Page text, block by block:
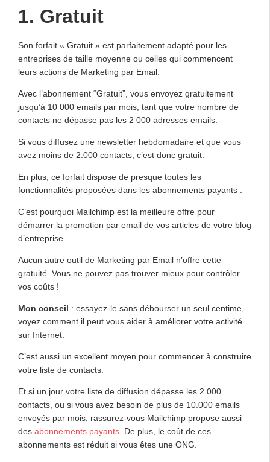
1. Gratuit
Son forfait « Gratuit » est parfaitement adapté pour les
entreprises de taille moyenne ou celles qui commencent
leurs actions de Marketing par Email.
Avec l’abonnement “Gratuit”, vous envoyez gratuitement
jusqu’à 10 000 emails par mois, tant que votre nombre de
contacts ne dépasse pas les 2 000 adresses emails.
Si vous diffusez une newsletter hebdomadaire et que vous
avez moins de 2.000 contacts, c’est donc gratuit.
En plus, ce forfait dispose de presque toutes les
fonctionnalités proposées dans les abonnements payants .
C’est pourquoi Mailchimp est la meilleure offre pour
démarrer la promotion par email de vos articles de votre blog
d’entreprise.
Aucun autre outil de Marketing par Email n’offre cette
gratuité. Vous ne pouvez pas trouver mieux pour contrôler
vos coûts !
Mon conseil : essayez-le sans débourser un seul centime,
voyez comment il peut vous aider à améliorer votre activité
sur Internet.
C’est aussi un excellent moyen pour commencer à construire
votre liste de contacts.
Et si un jour votre liste de diffusion dépasse les 2 000
contacts, ou si vous avez besoin de plus de 10.000 emails
envoyés par mois, rassurez-vous Mailchimp propose aussi
des abonnements payants . De plus, le coût de ces
abonnements est réduit si vous êtes une ONG.